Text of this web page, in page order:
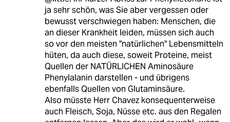
ja sehr schön, was Sie aber vergessen oder
bewusst verschwiegen haben: Menschen, die
an dieser Krankheit leiden, müssen sich auch
so vor den meisten "natürlichen" Lebensmitteln
hüten, da auch diese, soweit Proteine, meist
Quellen der NATÜRLICHEN Aminosäure
Phenylalanin darstellen - und übrigens
ebenfalls Quellen von Glutaminsäure.
Also müsste Herr Chavez konsequenterweise
auch Fleisch, Soja, Nüsse etc. aus den Regalen